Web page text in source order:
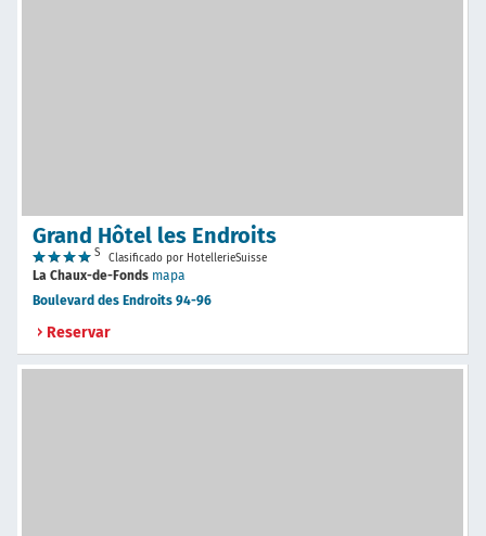
Grand Hôtel les Endroits
S Clasificado por HotellerieSuisse
La Chaux-de-Fonds mapa
Boulevard des Endroits 94-96
Reservar